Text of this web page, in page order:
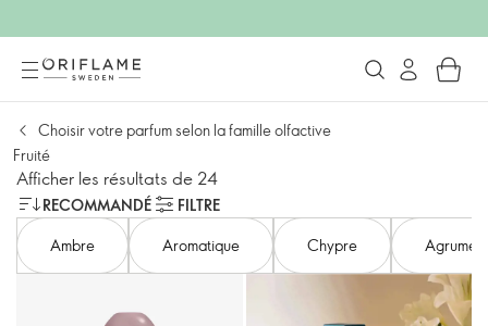
Choisir votre parfum selon la famille olfactive
Fruité
Afficher les résultats de 24
RECOMMANDÉ
FILTRE
Ambre
Aromatique Chypre Agrumes